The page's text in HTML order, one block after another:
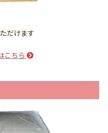
だけます
こちら